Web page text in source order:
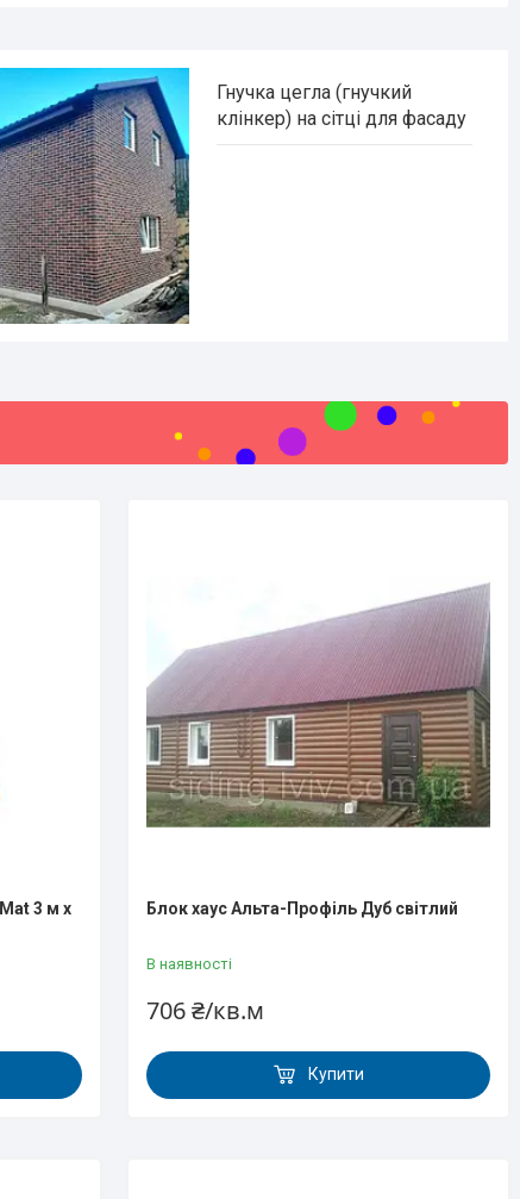
Гнучка цегла (гнучкий
клінкер) на сітці для фасаду
3 м х
Блок хаус Альта-Профіль Дуб світлий
В наявності
706 ₴/кв.м
Купити